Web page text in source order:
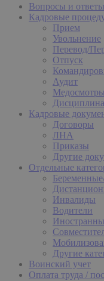
Вопросы и ответы
Кадровые
Прием
Увольнение
Перевод/
Отпуск
Аудит
Медосмотры
Кадровые
Договоры
ЛНА
Приказы
Другие
Отдельные
Инвалиды
Водители
Другие
Воинский учет
Оплата труда /